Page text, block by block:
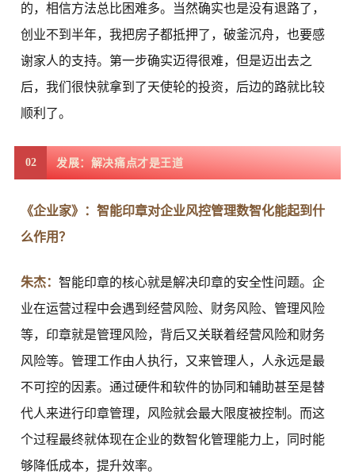
的，相信方法总比困难多。当然确实也是没有退路了，
创业不到半年，我把房子都抵押了，破釜沉舟，也要感
谢家人的支持。第一步确实迈得很难，但是迈出去之
后，我们很快就拿到了天使轮的投资，后边的路就比较
顺利了。
02 发展：解决痛点才是王道
《企业家》：智能印章对企业风控管理数智化能起到什
么作用？
朱杰： 智能印章的核心就是解决印章的安全性问题。企
业在运营过程中会遇到经营风险、财务风险、管理风险
等，印章就是管理风险，背后又关联着经营风险和财务
风险等。管理工作由人执行，又来管理人，人永远是最
不可控的因素。通过硬件和软件的协同和辅助甚至是替
代人来进行印章管理，风险就会最大限度被控制。而这
个过程最终就体现在企业的数智化管理能力上，同时能
够降低成本，提升效率。